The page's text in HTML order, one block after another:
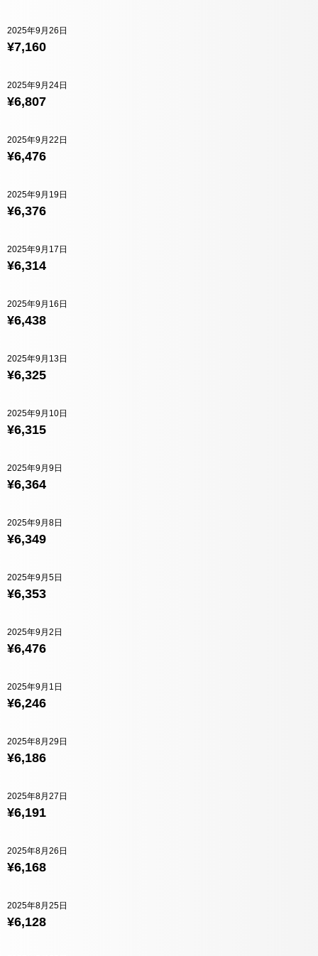
¥7,160
2025年9月26日
¥6,807
2025年9月24日
¥6,476
2025年9月22日
¥6,376
2025年9月19日
¥6,314
2025年9月17日
¥6,438
2025年9月16日
¥6,325
2025年9月13日
¥6,315
2025年9月10日
¥6,364
2025年9月9日
¥6,349
2025年9月8日
¥6,353
2025年9月5日
¥6,476
2025年9月2日
¥6,246
2025年9月1日
¥6,186
2025年8月29日
¥6,191
2025年8月27日
¥6,168
2025年8月26日
¥6,128
2025年8月25日